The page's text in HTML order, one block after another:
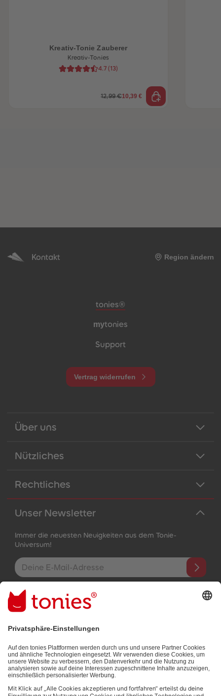
Kreativ-Tonie Zauberer
Kreativ-Tonies
4.7 (13)
12,99 €10,39 €
Kontakt Region ändern
Meta-Navigation Footer
tonies®
mytonies
Support
Vertrag widerrufen
Über uns
Nützliches
Rechtliches
Unser Newsletter
Immer die neuesten Neuigkeiten aus dem Tonie-
Universum!
E-Mail-Addresse
Mit dem Absenden abonnierst du unseren E-Mail-Newsletter, der
auf den von dir bereitgestellten Informationen (z.B. Account-
informationen) und den von dir zu Werbezwecken bereitgestellten
Datenschutzbestimmungen.
Bezahlmethoden: